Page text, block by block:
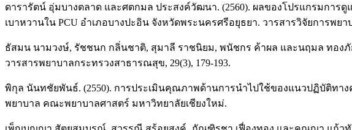
ดารารัตน์ อุ่มบางตลาด และศตกมล ประสงค์วัฒนา. (2560). ผลของโปรแกรมการ
เบาหวานใน PCU อำเภอบางปะอิน จังหวัดพระนครศรีอยุธยา. วารสารวิจัยการพยา
ธัสมน นามวงษ์, รัชชนก กลิ่นชาติ, สุมาลี ราชนิยม, พนัชกร ค้าผล และนฤมล ทองภั
วารสารพยาบาลกระทรวงสาธารณสุข, 29(3), 179-193.
พิกุล นันทชัยพันธ์. (2550). การประเมินคุณภาพด้านการนำไปใช้ของแนวปฏิบัติทาง
พยาบาล คณะพยาบาลศาสตร์ มหาวิทยาลัยเชียงใหม่.